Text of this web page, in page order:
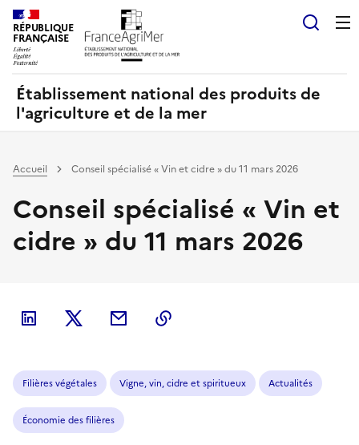
RÉPUBLIQUE
FRANÇAISE
Établissement national des produits de
l'agriculture et de la mer
Accueil Conseil spécialisé « Vin et cidre » du 11 mars 2026
Conseil spécialisé « Vin et
cidre » du 11 mars 2026
Filières végétales Vigne, vin, cidre et spiritueux Actualités
Économie des filières
Panneau de gestion des cookies